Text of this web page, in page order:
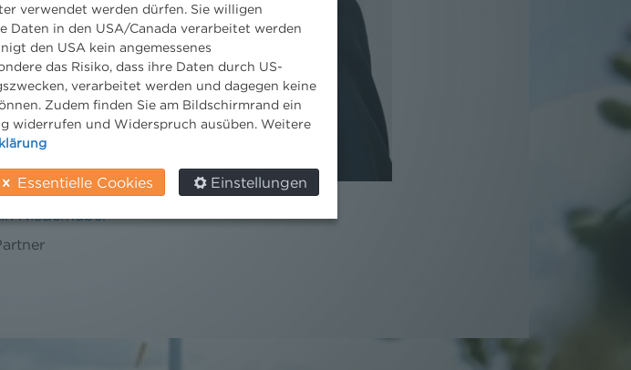
verwendet werden dürfen. Sie willigen
Daten in den USA/Canada verarbeitet werden
den USA kein angemessenes
das Risiko, dass ihre Daten durch US-
verarbeitet werden und dagegen keine
Zudem finden Sie am Bildschirmrand ein
widerrufen und Widerspruch ausüben. Weitere
Essentielle Cookies Einstellungen